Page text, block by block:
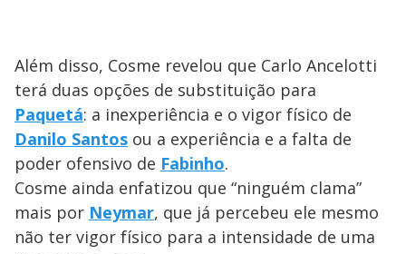
Além disso, Cosme revelou que Carlo Ancelotti
terá duas opções de substituição para
Paquetá: a inexperiência e o vigor físico de
Danilo Santos ou a experiência e a falta de
poder ofensivo de Fabinho.
Cosme ainda enfatizou que “ninguém clama”
mais por Neymar, que já percebeu ele mesmo
não ter vigor físico para a intensidade de uma